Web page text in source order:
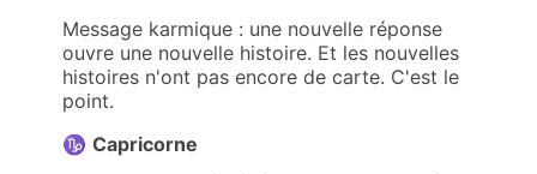
Message karmique : une nouvelle réponse
ouvre une nouvelle histoire. Et les nouvelles
histoires n'ont pas encore de carte. C'est le
point.
♑ Capricorne